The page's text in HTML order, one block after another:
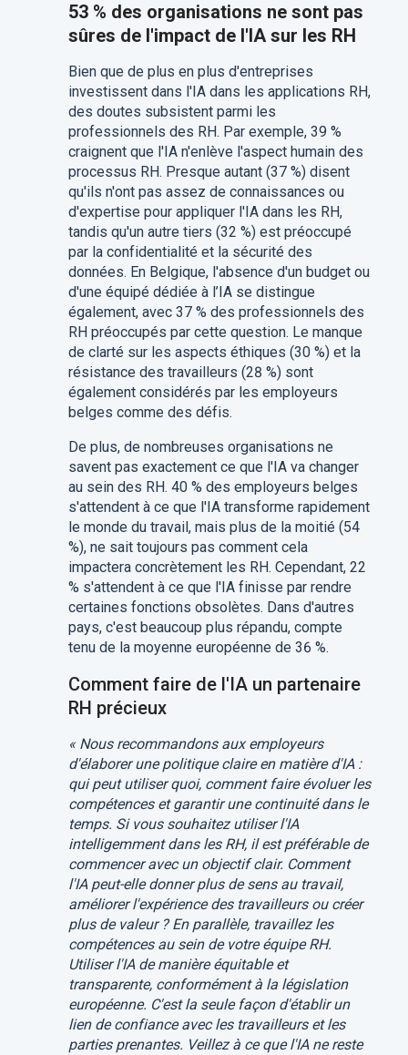
53 % des organisations ne sont pas
sûres de l'impact de l'IA sur les RH
Bien que de plus en plus d'entreprises
investissent dans l'IA dans les applications RH,
des doutes subsistent parmi les
professionnels des RH. Par exemple, 39 %
craignent que l'IA n'enlève l'aspect humain des
processus RH. Presque autant (37 %) disent
qu'ils n'ont pas assez de connaissances ou
d'expertise pour appliquer l'IA dans les RH,
tandis qu'un autre tiers (32 %) est préoccupé
par la confidentialité et la sécurité des
données. En Belgique, l'absence d'un budget ou
d'une équipé dédiée à l’IA se distingue
également, avec 37 % des professionnels des
RH préoccupés par cette question. Le manque
de clarté sur les aspects éthiques (30 %) et la
résistance des travailleurs (28 %) sont
également considérés par les employeurs
belges comme des défis.
De plus, de nombreuses organisations ne
savent pas exactement ce que l'IA va changer
au sein des RH. 40 % des employeurs belges
s'attendent à ce que l'IA transforme rapidement
le monde du travail, mais plus de la moitié (54
%), ne sait toujours pas comment cela
impactera concrètement les RH. Cependant, 22
% s'attendent à ce que l'IA finisse par rendre
certaines fonctions obsolètes. Dans d'autres
pays, c'est beaucoup plus répandu, compte
tenu de la moyenne européenne de 36 %.
Comment faire de l'IA un partenaire
RH précieux
« Nous recommandons aux employeurs
d'élaborer une politique claire en matière d'IA :
qui peut utiliser quoi, comment faire évoluer les
compétences et garantir une continuité dans le
temps. Si vous souhaitez utiliser l'IA
intelligemment dans les RH, il est préférable de
commencer avec un objectif clair. Comment
l'IA peut-elle donner plus de sens au travail,
améliorer l'expérience des travailleurs ou créer
plus de valeur ? En parallèle, travaillez les
compétences au sein de votre équipe RH.
Utiliser l'IA de manière équitable et
transparente, conformément à la législation
européenne. C'est la seule façon d'établir un
lien de confiance avec les travailleurs et les
parties prenantes. Veillez à ce que l'IA ne reste